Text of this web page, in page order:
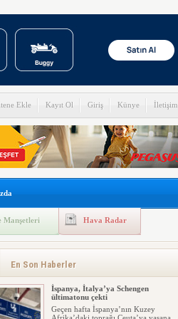
Ekle Kayıt Ol Giriş Künye İletişim
Manşetleri Hava Radar
En Son Haberler
İspanya, İtalya’ya Schengen
ültimatonu çekti
Geçen hafta İspanya’nın Kuzey